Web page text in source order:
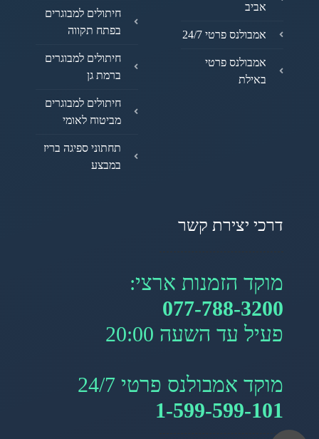
אביב
אמבולנס פרטי 24/7
אמבולנס פרטי
באילת
חיתולים למבוגרים
בפתח תקווה
חיתולים למבוגרים
ברמת גן
חיתולים למבוגרים
מביטוח לאומי
תחתוני ספיגה בריז
במבצע
דרכי יצירת קשר
מוקד הזמנות ארצי:
077-788-3200
פעיל עד השעה 20:00
מוקד אמבולנס פרטי 24/7
1-599-599-101